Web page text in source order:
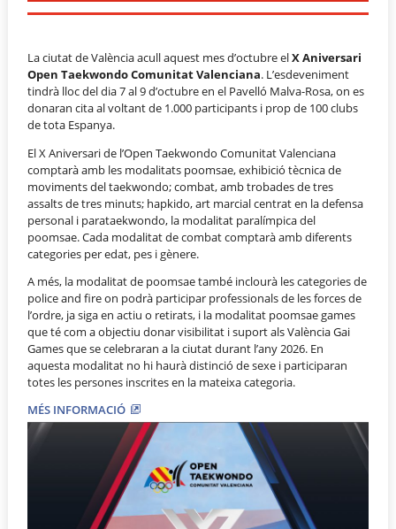
La ciutat de València acull aquest mes d’octubre elX Aniversari
Open Taekwondo Comunitat Valenciana. L’esdeveniment
tindrà lloc del dia 7 al 9 d’octubre en el Pavelló Malva-Rosa, on es
donaran cita al voltant de 1.000 participants i prop de 100 clubs
de tota Espanya.
El X Aniversari de l’Open Taekwondo Comunitat Valenciana
comptarà amb les modalitats poomsae, exhibició tècnica de
moviments del taekwondo; combat, amb trobades de tres
assalts de tres minuts; hapkido, art marcial centrat en la defensa
personal i parataekwondo, la modalitat paralímpica del
poomsae. Cada modalitat de combat comptarà amb diferents
categories per edat, pes i gènere.
A més, la modalitat de poomsae també inclourà les categories de
police and fire on podrà participar professionals de les forces de
l’ordre, ja siga en actiu o retirats, i la modalitat poomsae games
que té com a objectiu donar visibilitat i suport als València Gai
Games que se celebraran a la ciutat durant l’any 2026. En
aquesta modalitat no hi haurà distinció de sexe i participaran
totes les persones inscrites en la mateixa categoria.
MÉS INFORMACIÓ